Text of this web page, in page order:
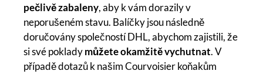
pečlivě zabaleny, aby k vám dorazily v
neporušeném stavu. Balíčky jsou následně
doručovány společností DHL, abychom zajistili, že
si své pokladymůžete okamžitě vychutnat. V
případě dotazů k našim Courvoisier koňakům